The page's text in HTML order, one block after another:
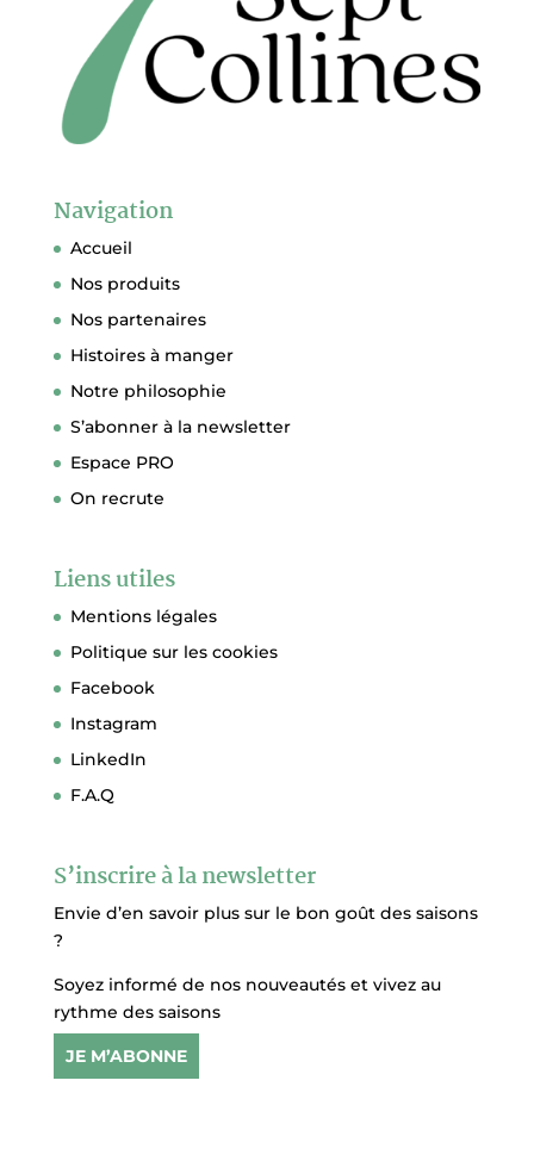
Navigation
Accueil
Nos produits
Nos partenaires
Histoires à manger
Notre philosophie
S’abonner à la newsletter
Espace PRO
On recrute
Liens utiles
Mentions légales
Politique sur les cookies
Facebook
Instagram
LinkedIn
F.A.Q
S’inscrire à la newsletter
Envie d’en savoir plus sur le bon goût des saisons
?
Soyez informé de nos nouveautés et vivez au
rythme des saisons
JE M’ABONNE